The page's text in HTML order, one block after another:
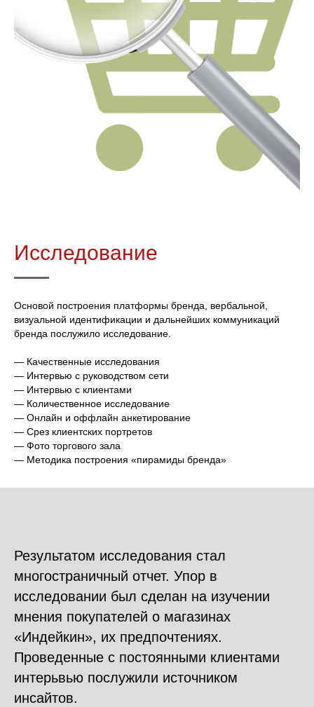
Исследование
Основой построения платформы бренда, вербальной,
визуальной идентификации и дальнейших коммуникаций
бренда послужило исследование.
— Качественные исследования
— Интервью с руководством сети
— Интервью с клиентами
— Количественное исследование
— Онлайн и оффлайн анкетирование
— Срез клиентских портретов
— Фото торгового зала
— Методика построения «пирамиды бренда»
Результатом исследования стал
многостраничный отчет. Упор в
исследовании был сделан на изучении
мнения покупателей о магазинах
«Индейкин», их предпочтениях.
Проведенные с постоянными клиентами
интерьвью послужили источником
инсайтов.